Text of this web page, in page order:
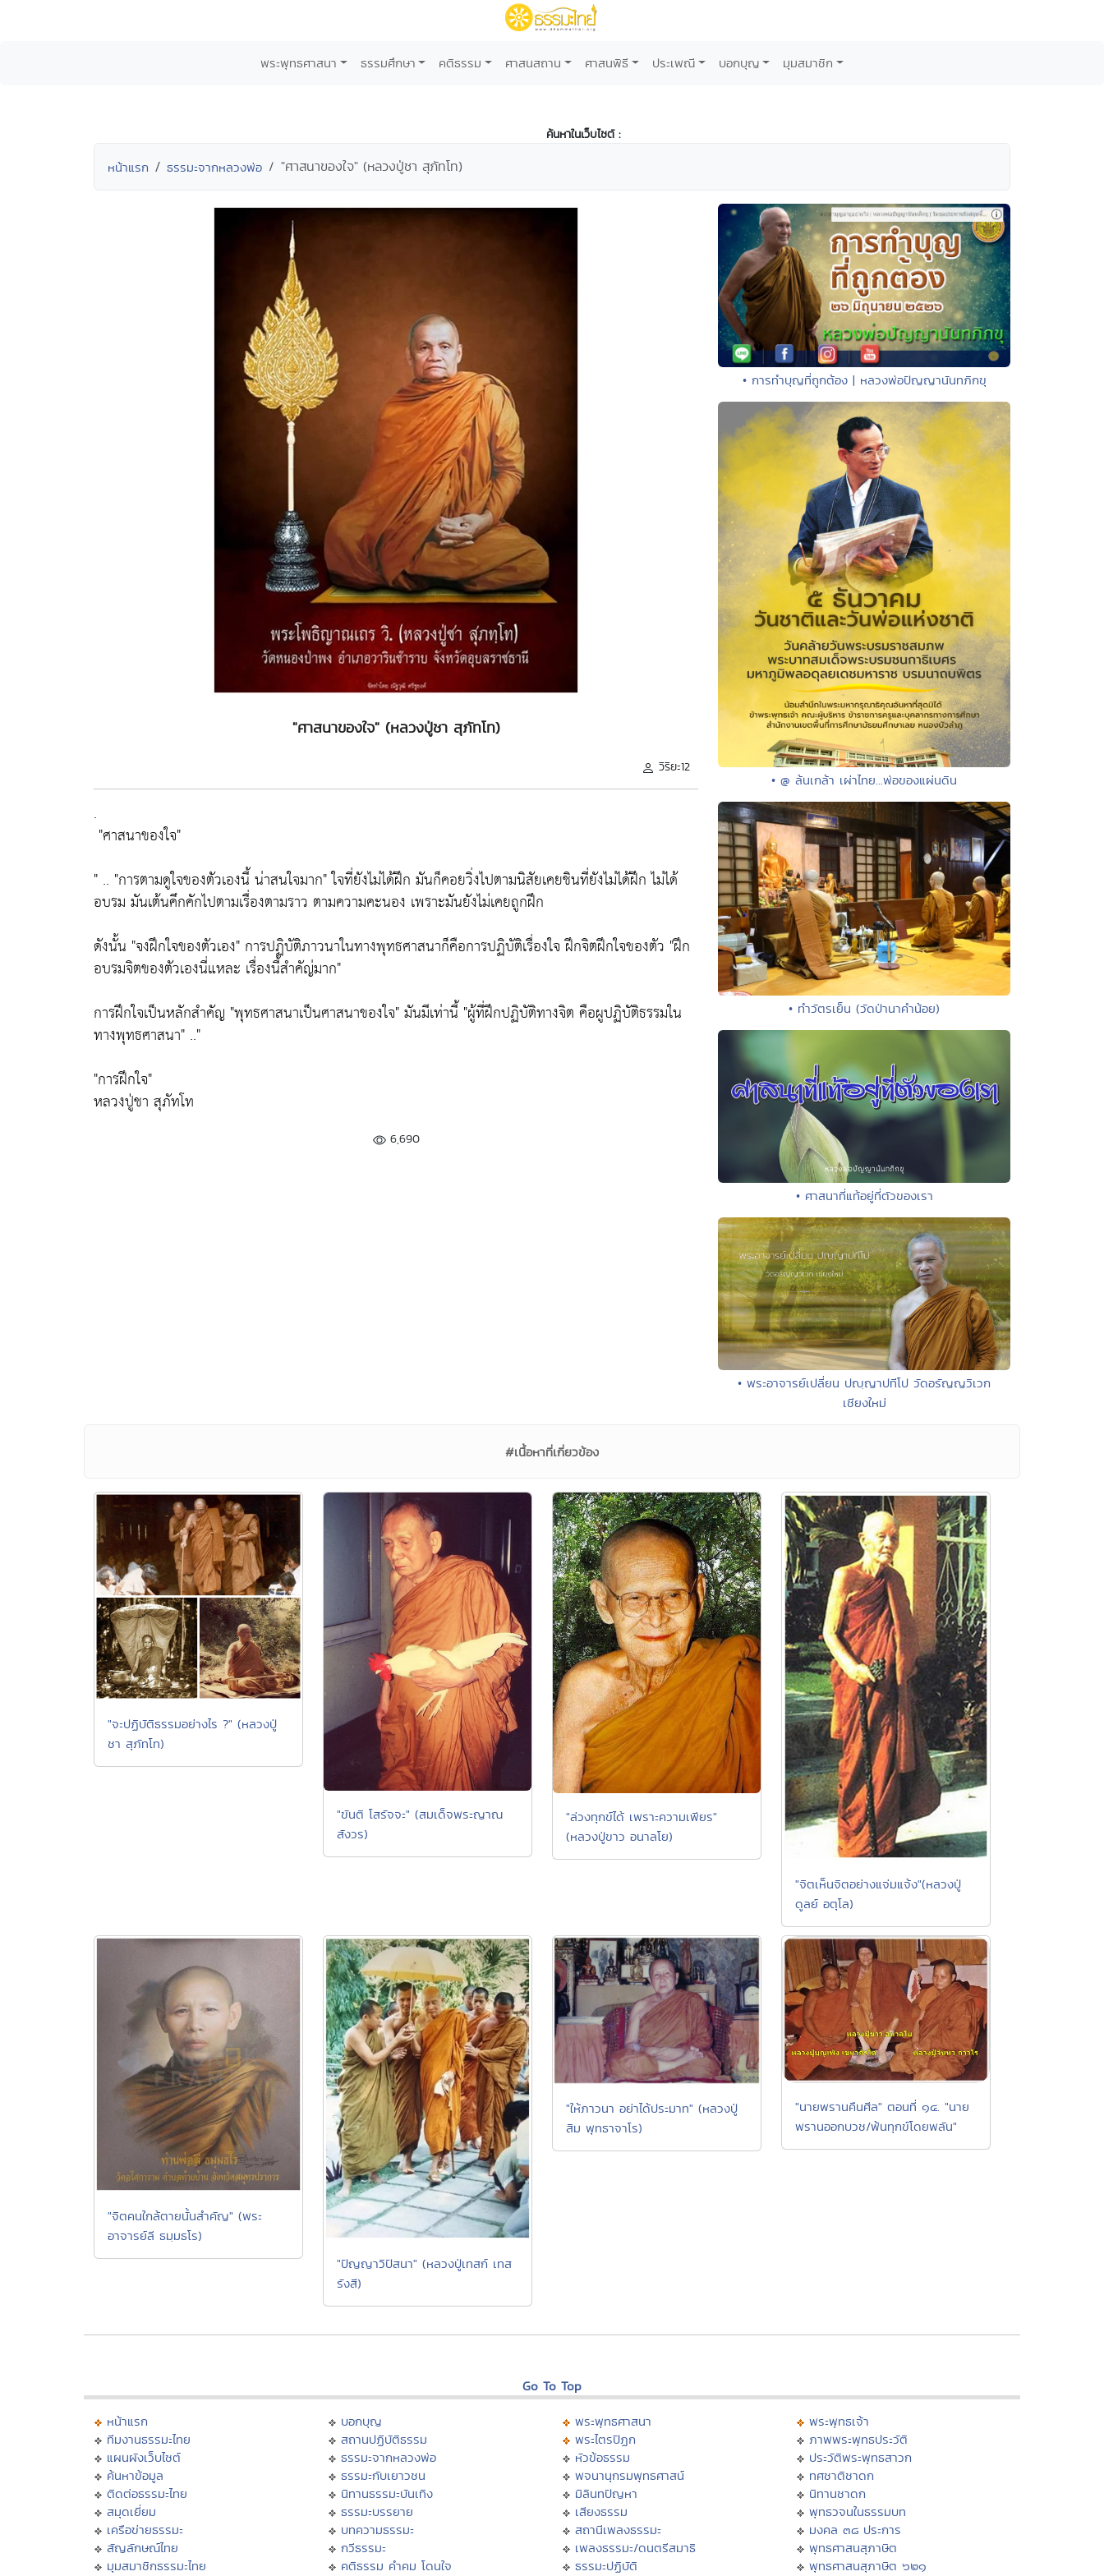
พระพุทธศาสนา ธรรมศึกษา คติธรรม ศาสนสถาน ศาสนพิธี ประเพณี บอกบุญ มุมสมาชิก
ค้นหาในเว็บไซต์ :
หน้าแรก ธรรมะจากหลวงพ่อ "ศาสนาของใจ" (หลวงปู่ชา สุภัทโท)
"ศาสนาของใจ" (หลวงปู่ชา สุภัทโท)
วิริยะ12
.
"ศาสนาของใจ"
" .. "การตามดูใจของตัวเองนี้ น่าสนใจมาก"ใจที่ยังไม่ได้ฝึก มันก็คอยวิ่งไปตามนิสัยเคยชินที่ยังไม่ได้ฝึก ไม่ได้
อบรม มันเต้นคึกคักไปตามเรื่องตามราว ตามความคะนอง เพราะมันยังไม่เคยถูกฝึก
ดังนั้น "จงฝึกใจของตัวเอง" การปฏิบัติภาวนาในทางพุทธศาสนาก็คือการปฏิบัติเรื่องใจ ฝึกจิตฝึกใจของตัว "ฝึก
อบรมจิตของตัวเองนี่แหละ เรื่องนี้สำคัญ่มาก"
การฝึกใจเป็นหลักสำคัญ "พุทธศาสนาเป็นศาสนาของใจ"มันมีเท่านี้ "ผู้ที่ฝึกปฏิบัติทางจิต คือผูปฏิบัติธรรมใน
ทางพุทธศาสนา" .."
"การฝึกใจ"
หลวงปู่ชา สุภัทโท
6,690
• การทำบุญที่ถูกต้อง | หลวงพ่อปัญญานันทภิกขุ
• @ ล้นเกล้า เผ่าไทย...พ่อของแผ่นดิน
• ทำวัตรเย็น (วัดป่านาคำน้อย)
• ศาสนาที่แท้อยู่ที่ตัวของเรา
• พระอาจารย์เปลี่ยน ปญฺญาปทีโป วัดอรัญญวิเวก
เชียงใหม่
#เนื้อหาที่เกี่ยวข้อง
"จะปฏิบัติธรรมอย่างไร ?" (หลวงปู่
ชา สุภัทโท)
"ขันติ โสรัจจะ" (สมเด็จพระญาณ
สังวร)
"ล่วงทุกข์ได้ เพราะความเพียร"
(หลวงปู่ขาว อนาลโย)
"จิตเห็นจิตอย่างแจ่มแจ้ง"(หลวงปู่
ดูลย์ อตุโล)
"จิตคนใกล้ตายนั้นสำคัญ" (พระ
อาจารย์ลี ธมฺมธโร)
"ปัญญาวิปัสนา" (หลวงปู่เทสก์ เทส
รังสี)
"ให้ภาวนา อย่าได้ประมาท" (หลวงปู่
สิม พุทธาจาโร)
"นายพรานคืนศีล" ตอนที่ ๑๔. "นาย
พรานออกบวช/พ้นทุกข์โดยพลัน"
Go To Top
หน้าแรก
ทีมงานธรรมะไทย
แผนผังเว็บไซต์
ค้นหาข้อมูล
ติดต่อธรรมะไทย
สมุดเยี่ยม
เครือข่ายธรรมะ
สัญลักษณ์ไทย
มุมสมาชิกธรรมะไทย
บอกบุญ
สถานปฏิบัติธรรม
ธรรมะจากหลวงพ่อ
ธรรมะกับเยาวชน
นิทานธรรมะบันเทิง
ธรรมะบรรยาย
บทความธรรมะ
กวีธรรมะ
คติธรรม คำคม โดนใจ
พระพุทธศาสนา
พระไตรปิฏก
หัวข้อธรรม
พจนานุกรมพุทธศาสน์
มิลินทปัญหา
เสียงธรรม
สถานีเพลงธรรมะ
เพลงธรรมะ/ดนตรีสมาธิ
ธรรมะปฏิบัติ
พระพุทธเจ้า
ภาพพระพุทธประวัติ
ประวัติพระพุทธสาวก
ทศชาติชาดก
นิทานชาดก
พุทธวจนในธรรมบท
มงคล ๓๘ ประการ
พุทธศาสนสุภาษิต
พุทธศาสนสุภาษิต ๖๒๑